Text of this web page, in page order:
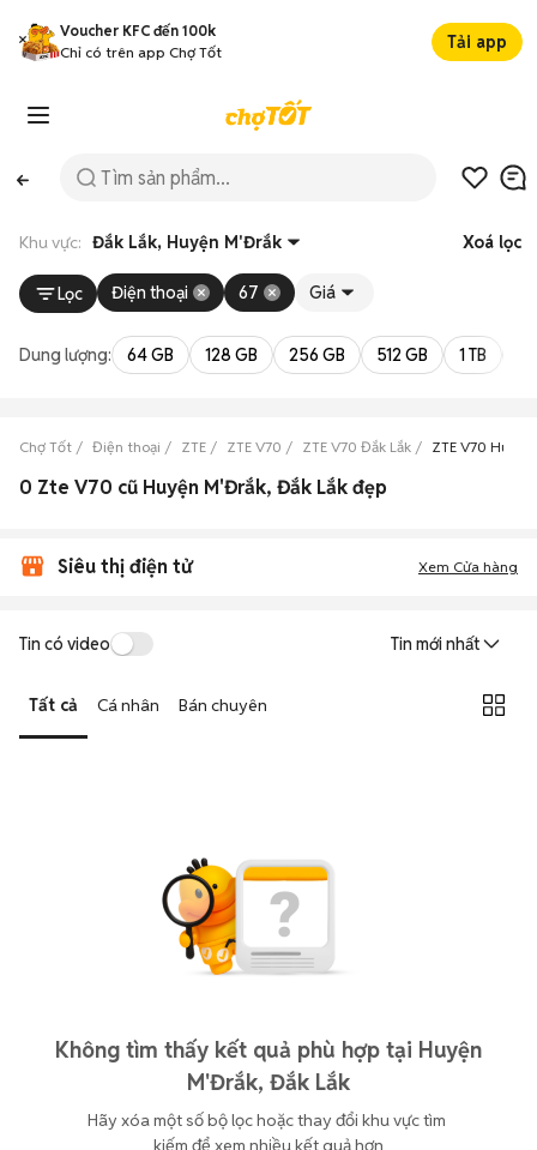
Voucher KFC đến 100k
Chỉ có trên app Chợ Tốt
Tải app
Khu vực: Đắk Lắk, Huyện M'Đrắk Xoá lọc
Lọc Điện thoại 67 Giá
Dung lượng: 64 GB 128 GB 256 GB 512 GB 1 TB
Chợ Tốt Điện thoại ZTE ZTE V70 ZTE V70 Đắk Lắk ZTE V70
0 Zte V70 cũ Huyện M'Đrắk, Đắk Lắk đẹp
Siêu thị điện tử Xem Cửa hàng
Tin có video Tin mới nhất
Tất cả Cá nhân Bán chuyên
Không tìm thấy kết quả phù hợp tại Huyện
M'Đrắk, Đắk Lắk
Hãy xóa một số bộ lọc hoặc thay đổi khu vực tìm
kiếm để xem nhiều kết quả hơn